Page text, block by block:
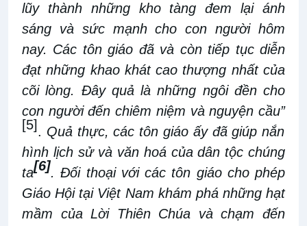
lũy thành những kho tàng đem lại ánh
sáng và sức mạnh cho con người hôm
nay. Các tôn giáo đã và còn tiếp tục diễn
đạt những khao khát cao thượng nhất của
cõi lòng. Đây quả là những ngôi đền cho
con người đến chiêm niệm và nguyện cầu”
[5]. Quả thực, các tôn giáo ấy đã giúp nắn
hình lịch sử và văn hoá của dân tộc chúng
ta[6]. Đối thoại với các tôn giáo cho phép
Giáo Hội tại Việt Nam khám phá những hạt
mầm của Lời Thiên Chúa và chạm đến